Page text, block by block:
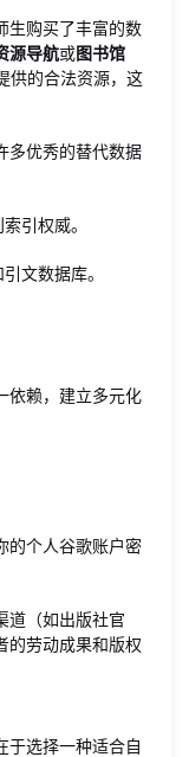
生购买了丰富的数
源导航或图书馆
供的合法资源，这
多优秀的替代数据
引权威。
文数据库。
依赖，建立多元化
的个人谷歌账户密
道（如出版社官
的劳动成果和版权
于选择一种适合自